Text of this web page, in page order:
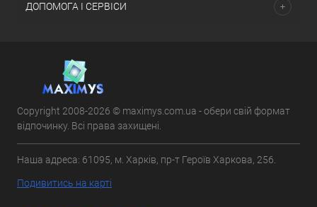
ДОПОМОГА І СЕРВІСИ
Copyright 2008-2026 © maximys.com.ua - обери свій формат
відпочинку. Всі права захищені.
Наша адреса: 61095, м. Харків, пр-т Героїв Харкова, 256.
Подивитись на карті